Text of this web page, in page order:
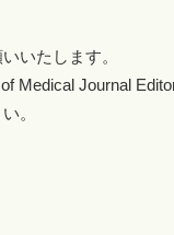
いたします。
Medical Journal
。